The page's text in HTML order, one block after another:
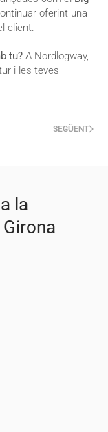
oferint una
client.
tu? A Nordlogway,
i les teves
SEGÜENT
la